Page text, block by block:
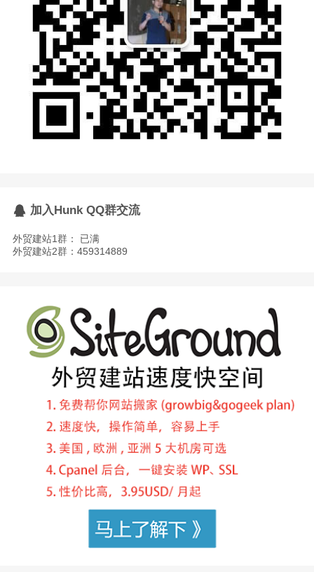
加入Hunk QQ群交流
外贸建站1群： 已满
外贸建站2群：459314889